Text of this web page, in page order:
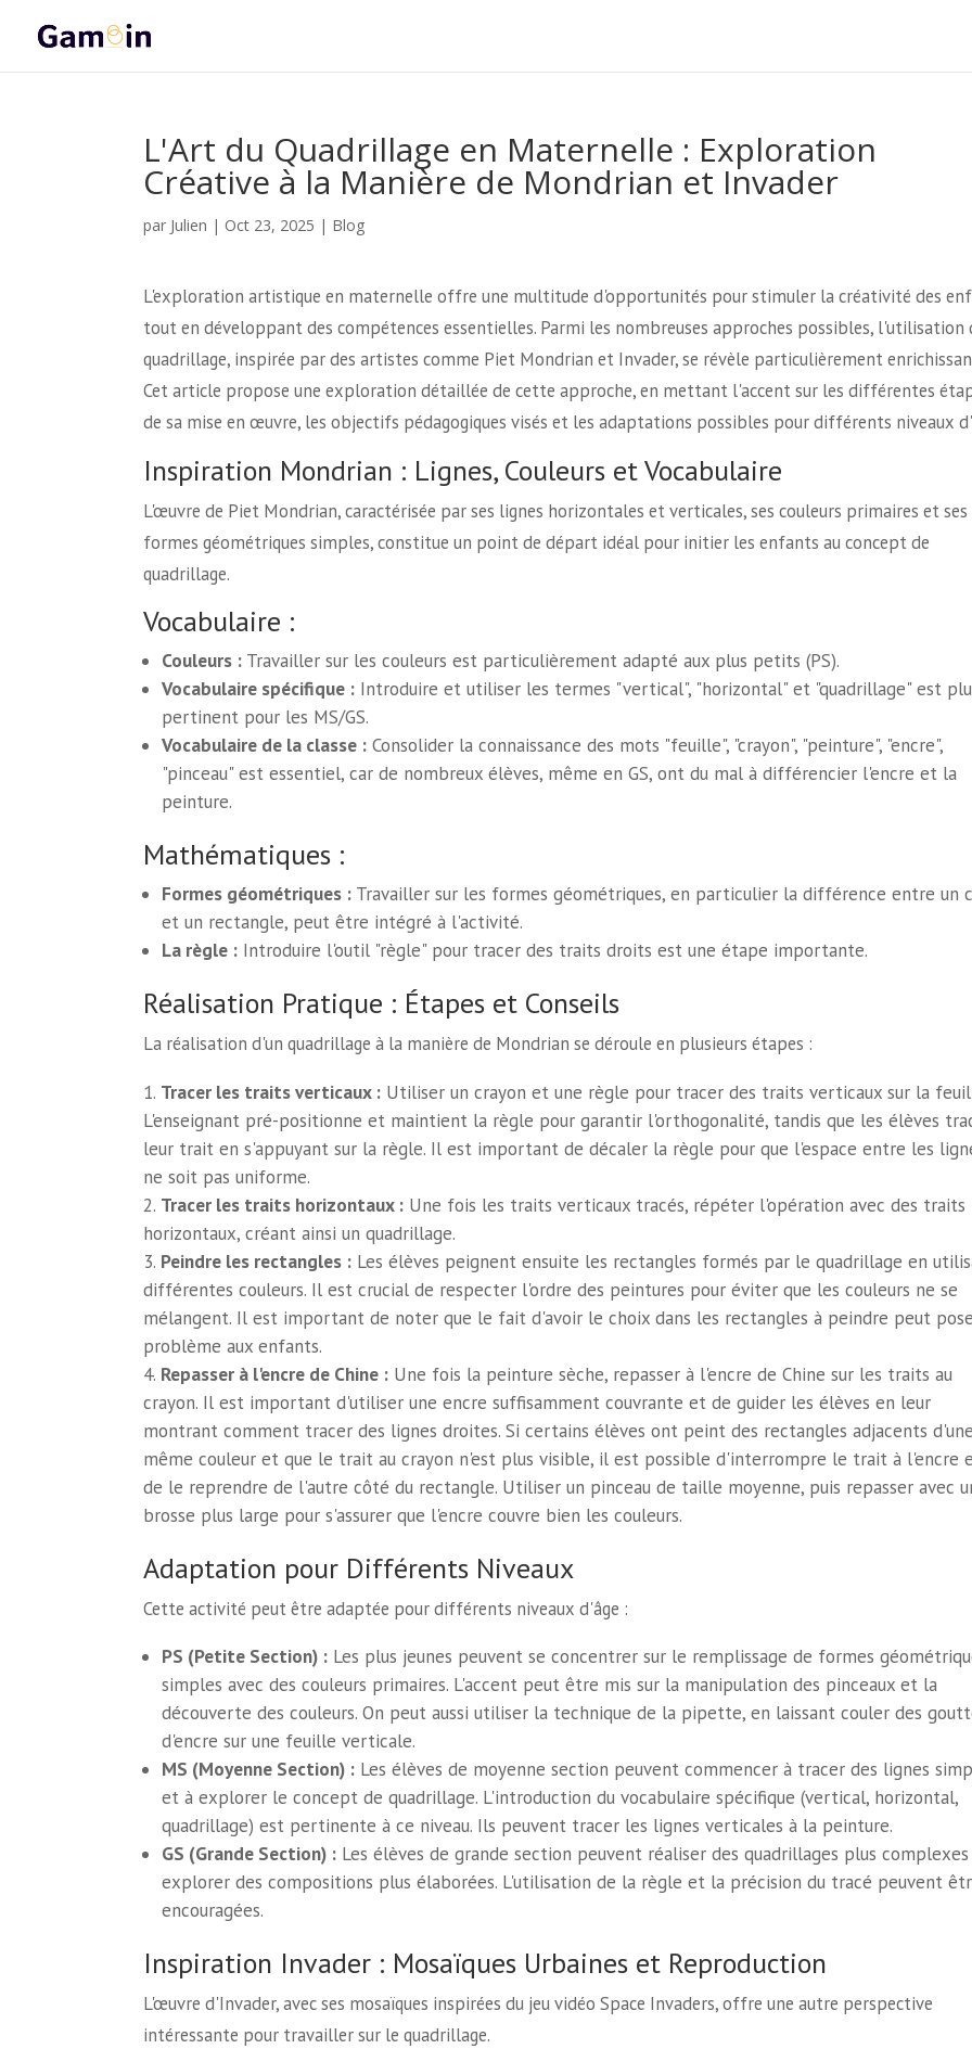
L'Art du Quadrillage en Maternelle : Exploration
Créative à la Manière de Mondrian et Invader
par Julien | Oct 23, 2025 | Blog
L'exploration artistique en maternelle offre une multitude d'opportunités pour stimuler la créativité des
tout en développant des compétences essentielles. Parmi les nombreuses approches possibles, l'utilisation
quadrillage, inspirée par des artistes comme Piet Mondrian et Invader, se révèle particulièrement
Cet article propose une exploration détaillée de cette approche, en mettant l'accent sur les différentes
de sa mise en œuvre, les objectifs pédagogiques visés et les adaptations possibles pour différents niveaux
Inspiration Mondrian : Lignes, Couleurs et Vocabulaire
L'œuvre de Piet Mondrian, caractérisée par ses lignes horizontales et verticales, ses couleurs primaires et ses
formes géométriques simples, constitue un point de départ idéal pour initier les enfants au concept de
quadrillage.
Vocabulaire :
Couleurs :Travailler sur les couleurs est particulièrement adapté aux plus petits (PS).
Vocabulaire spécifique :Introduire et utiliser les termes "vertical", "horizontal" et "quadrillage" est
pertinent pour les MS/GS.
Vocabulaire de la classe :Consolider la connaissance des mots "feuille", "crayon", "peinture", "encre",
"pinceau" est essentiel, car de nombreux élèves, même en GS, ont du mal à différencier l'encre et la
peinture.
Mathématiques :
Formes géométriques :Travailler sur les formes géométriques, en particulier la différence entre un
et un rectangle, peut être intégré à l'activité.
La règle :Introduire l'outil "règle" pour tracer des traits droits est une étape importante.
Réalisation Pratique : Étapes et Conseils
La réalisation d'un quadrillage à la manière de Mondrian se déroule en plusieurs étapes :
Tracer les traits verticaux : Utiliser un crayon et une règle pour tracer des traits verticaux sur la
L'enseignant pré-positionne et maintient la règle pour garantir l'orthogonalité, tandis que les élèves
leur trait en s'appuyant sur la règle. Il est important de décaler la règle pour que l'espace entre les
ne soit pas uniforme.
Tracer les traits horizontaux : Une fois les traits verticaux tracés, répéter l'opération avec des traits
horizontaux, créant ainsi un quadrillage.
Peindre les rectangles : Les élèves peignent ensuite les rectangles formés par le quadrillage en
différentes couleurs. Il est crucial de respecter l'ordre des peintures pour éviter que les couleurs ne se
mélangent. Il est important de noter que le fait d'avoir le choix dans les rectangles à peindre peut
problème aux enfants.
Repasser à l'encre de Chine : Une fois la peinture sèche, repasser à l'encre de Chine sur les traits au
crayon. Il est important d'utiliser une encre suffisamment couvrante et de guider les élèves en leur
montrant comment tracer des lignes droites. Si certains élèves ont peint des rectangles adjacents d'une
même couleur et que le trait au crayon n'est plus visible, il est possible d'interrompre le trait à l'encre
de le reprendre de l'autre côté du rectangle. Utiliser un pinceau de taille moyenne, puis repasser avec
brosse plus large pour s'assurer que l'encre couvre bien les couleurs.
Adaptation pour Différents Niveaux
Cette activité peut être adaptée pour différents niveaux d'âge :
PS (Petite Section) :Les plus jeunes peuvent se concentrer sur le remplissage de formes
simples avec des couleurs primaires. L'accent peut être mis sur la manipulation des pinceaux et la
découverte des couleurs. On peut aussi utiliser la technique de la pipette, en laissant couler des
d'encre sur une feuille verticale.
MS (Moyenne Section) :Les élèves de moyenne section peuvent commencer à tracer des lignes
et à explorer le concept de quadrillage. L'introduction du vocabulaire spécifique (vertical, horizontal,
quadrillage) est pertinente à ce niveau. Ils peuvent tracer les lignes verticales à la peinture.
GS (Grande Section) :Les élèves de grande section peuvent réaliser des quadrillages plus
explorer des compositions plus élaborées. L'utilisation de la règle et la précision du tracé peuvent
encouragées.
Inspiration Invader : Mosaïques Urbaines et Reproduction
L'œuvre d'Invader, avec ses mosaïques inspirées du jeu vidéo Space Invaders, offre une autre perspective
intéressante pour travailler sur le quadrillage.